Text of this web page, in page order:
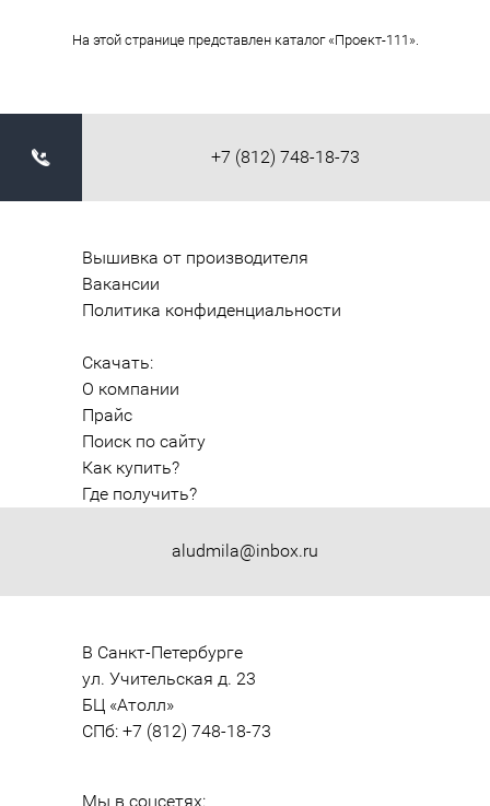
На этой странице представлен каталог «Проект-111».
+7 (812) 748-18-73
aludmila@inbox.ru
Вышивка от производителя
Вакансии
Политика конфиденциальности
Скачать:
О компании
Прайс
Поиск по сайту
Как купить?
Где получить?
В Санкт-Петербурге
ул. Учительская д. 23
БЦ «Атолл»
СПб: +7 (812) 748-18-73
Мы в соцсетях: